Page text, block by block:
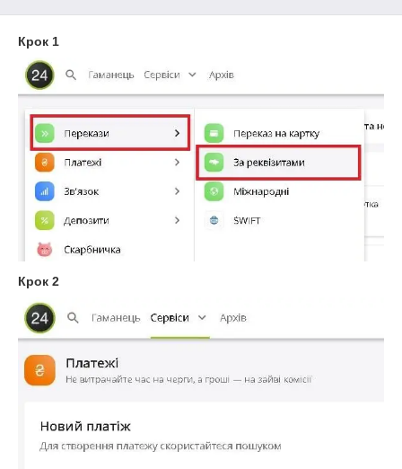
Крок 1
Крок 2